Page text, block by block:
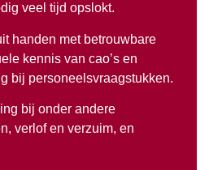
veel tijd opslokt.
handen met betrouwbare
kennis van cao’s en
bij personeelsvraagstukken.
bij onder andere
verlof en verzuim, en